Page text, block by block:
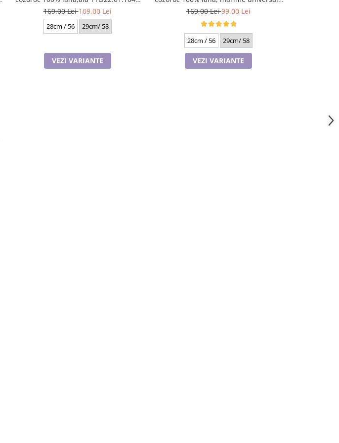
Rabionek Polonia
169,00 Lei109,00 Lei
28cm / 56 29cm/ 58
VEZI VARIANTE
TTO22.01. TO19 gri Rabionek Polonia
169,00 Lei99,00 Lei
28cm / 56 29cm/ 58
VEZI VARIANTE